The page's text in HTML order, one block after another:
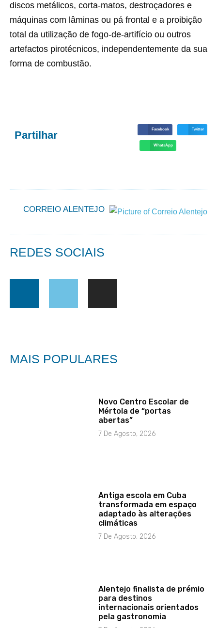
discos metálicos, corta-matos, destroçadores e
máquinas com lâminas ou pá frontal e a proibição
total da utilização de fogo-de-artifício ou outros
artefactos pirotécnicos, independentemente da sua
forma de combustão.
Partilhar Facebook Twitter
WhatsApp
CORREIO ALENTEJO
REDES SOCIAIS
MAIS POPULARES
Novo Centro Escolar de
Mértola de “portas
abertas”
7 De Agosto, 2026
Antiga escola em Cuba
transformada em espaço
adaptado às alterações
climáticas
7 De Agosto, 2026
Alentejo finalista de prémio
para destinos
internacionais orientados
pela gastronomia